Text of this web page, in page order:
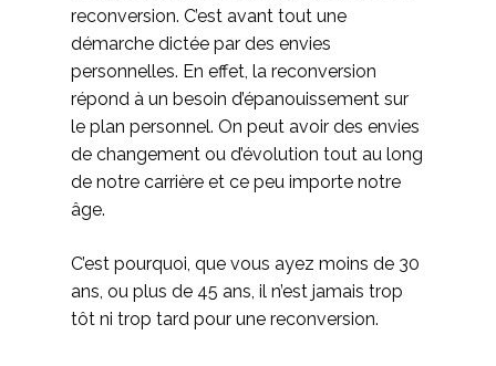
reconversion. C’est avant tout une
démarche dictée par des envies
personnelles. En effet, la reconversion
répond à un besoin d’épanouissement sur
le plan personnel. On peut avoir des envies
de changement ou d’évolution tout au long
de notre carrière et ce peu importe notre
âge.
C’est pourquoi, que vous ayez moins de 30
ans, ou plus de 45 ans, il n’est jamais trop
tôt ni trop tard pour une reconversion.